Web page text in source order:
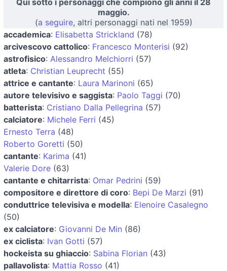
maggio.
(a seguire, altri personaggi nati nel 1959)
accademica: Elisabetta Strickland (78)
arcivescovo cattolico: Francesco Monterisi (92)
astrofisico: Alessandro Melchiorri (57)
atleta: Christian Leuprecht (55)
attrice e cantante: Laura Marinoni (65)
autore televisivo e saggista: Paolo Taggi (70)
batterista: Cristiano Dalla Pellegrina (57)
calciatore: Michele Ferri (45)
Ernesto Terra (48)
Roberto Goretti (50)
cantante: Karima (41)
Valerie Dore (63)
cantante e chitarrista: Omar Pedrini (59)
compositore e direttore di coro: Bepi De Marzi (91)
conduttrice televisiva e modella: Elenoire Casalegno
(50)
ex calciatore: Giovanni De Min (86)
ex ciclista: Ivan Gotti (57)
hockeista su ghiaccio: Sabina Florian (43)
pallavolista: Mattia Rosso (41)